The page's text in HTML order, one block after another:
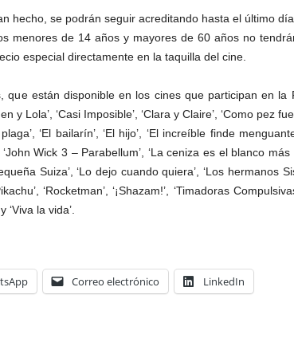
hecho, se podrán seguir acreditando hasta el último
menores de 14 años y mayores de 60 años no
especial directamente en la taquilla del cine.
que están disponible en los cines que participan en la
y Lola’, ‘Casi Imposible’, ‘Clara y Claire’, ‘Como pez
‘El bailarín’, ‘El hijo’, ‘El increíble finde
Wick 3 – Parabellum’, ‘La ceniza es el blanco más
Suiza’, ‘Lo dejo cuando quiera’, ‘Los hermanos
‘Rocketman’, ‘¡Shazam!’, ‘Timadoras
‘Viva la vida’.
Correo electrónico LinkedIn